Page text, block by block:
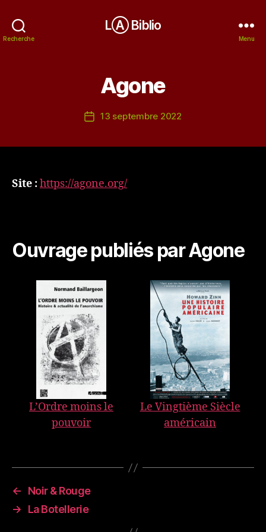
Recherche
LⒶ Biblio
Menu
Agone
Date13 septembre 2022
Site :https://agone.org/
Ouvrage publiés par Agone
L’Ordre moins le
pouvoir
Le Vingtième Siècle
américain
←
Noir & Rouge
→
La Botellerie